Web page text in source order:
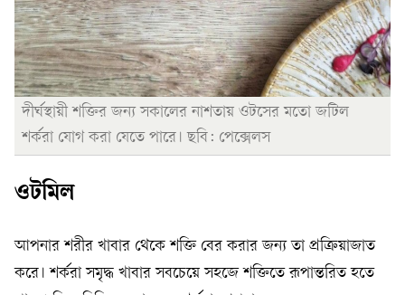
দীর্ঘস্থায়ী শক্তির জন্য সকালের নাশতায় ওটসের মতো জটিল
শর্করা যোগ করা যেতে পারে। ছবি: পেক্সেলস
ওটমিল
আপনার শরীর খাবার থেকে শক্তি বের করার জন্য তা প্রক্রিয়াজাত
করে। শর্করা সমৃদ্ধ খাবার সবচেয়ে সহজে শক্তিতে রূপান্তরিত হতে